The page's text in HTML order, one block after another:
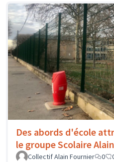
Des abords d'école
le groupe Scolaire
Collectif Alain Fournier
0